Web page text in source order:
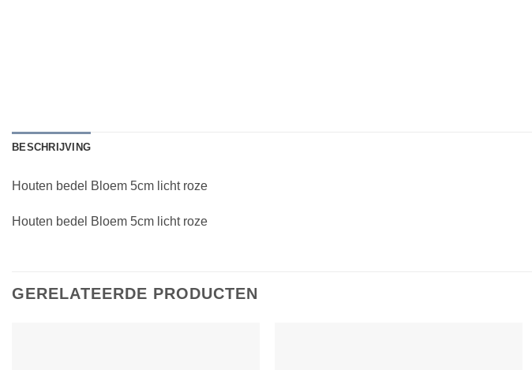
BESCHRIJVING
Houten bedel Bloem 5cm licht roze
Houten bedel Bloem 5cm licht roze
GERELATEERDE PRODUCTEN